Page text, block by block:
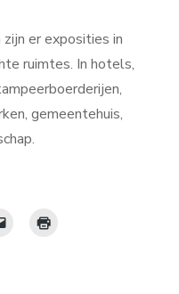
er exposities in
ruimtes. In hotels,
gemeentehuis,